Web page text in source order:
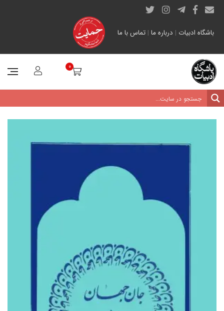
باشگاه ادبیات | درباره ما | تماس با ما
0